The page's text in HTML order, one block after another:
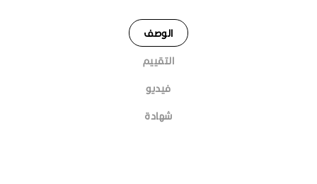
الوصف
التقييم
فيديو
شهادة